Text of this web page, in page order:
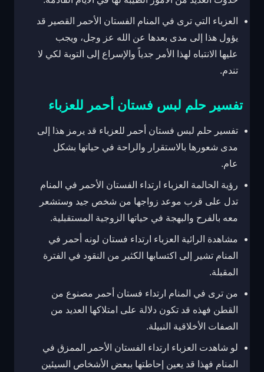
العزباء التي ترى في المنام الفستان الأحمر القصير قد
يؤول هذا إلى مدى بعدها عن الله عز وجل، ويجب
عليها الانتباه لهذا الأمر جدياً والإسراع إلى التوبة لكي لا
تندم.
تفسير حلم لبس فستان أحمر للعزباء
تفسير حلم لبس فستان أحمر للعزباء قد يرمز هذا إلى
مدى شعورها بالاستقرار والراحة في حياتها بشكل
عام.
رؤية الحالمة العزباء ارتداء الفستان الأحمر في المنام
تدل على قرب موعد زواجها من شخص جيد وستشعر
معه بالفرح والبهجة في حياتها الزوجية المستقبلية.
مشاهدة الرائية العزباء ارتداء فستان لونه أحمر في
المنام تشير إلى اكتسابها الكثير من النقود في الفترة
المقبلة.
من ترى في المنام ارتداء فستان أحمر مصنوع من
القطن فهذه قد تكون دلالة على امتلاكها العديد من
الصفات الأخلاقية النبيلة.
لو شاهدت العزباء ارتداء الفستان الأحمر الممزق في
المنام فهذا قد يعين إحاطتها ببعض الأشخاص السيئين